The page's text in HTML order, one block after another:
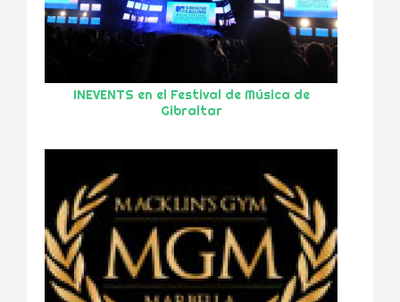
INEVENTS en el Festival de Música de
Gibraltar